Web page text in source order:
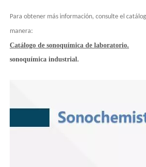
Actualmente, la investigación sobre la
Para obtener más información, consulte el
manera:
Catálogo de sonoquímica de laboratorio.
sonoquímica industrial.